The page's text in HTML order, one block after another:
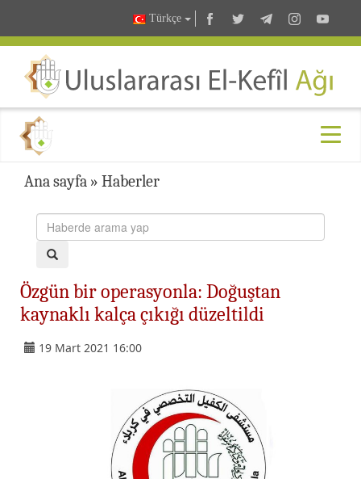
Türkçe
Ana sayfa » Haberler
Özgün bir operasyonla: Doğuştan
kaynaklı kalça çıkığı düzeltildi
19 Mart 2021 16:00